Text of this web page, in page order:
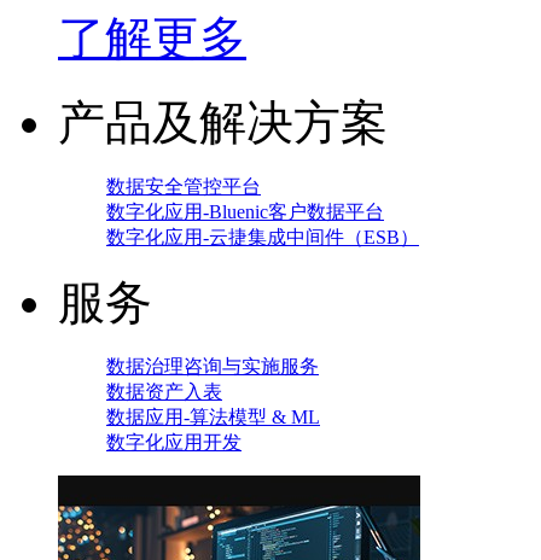
了解更多
产品及解决方案
数据安全管控平台
数字化应用-Bluenic客户数据平台
数字化应用-云捷集成中间件（ESB）
服务
数据治理咨询与实施服务
数据资产入表
数据应用-算法模型 & ML
数字化应用开发